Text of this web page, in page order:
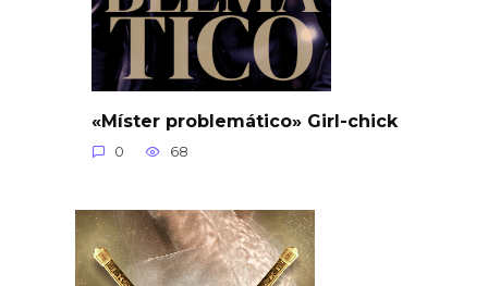
«Míster problemático» Girl-chick
0 68